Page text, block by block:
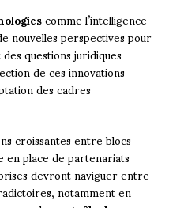
comme l’intelligence
nouvelles perspectives pour
questions juridiques
de ces innovations
des cadres
croissantes entre blocs
place de partenariats
devront naviguer entre
notamment en